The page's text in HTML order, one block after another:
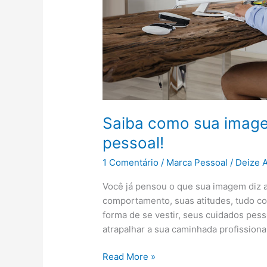
Saiba como sua
pessoal!
1 Comentário / Marca Pessoal / Deize
Você já pensou o que sua imagem diz
comportamento, suas atitudes, tudo
forma de se vestir, seus cuidados
atrapalhar a sua caminhada
Read More »